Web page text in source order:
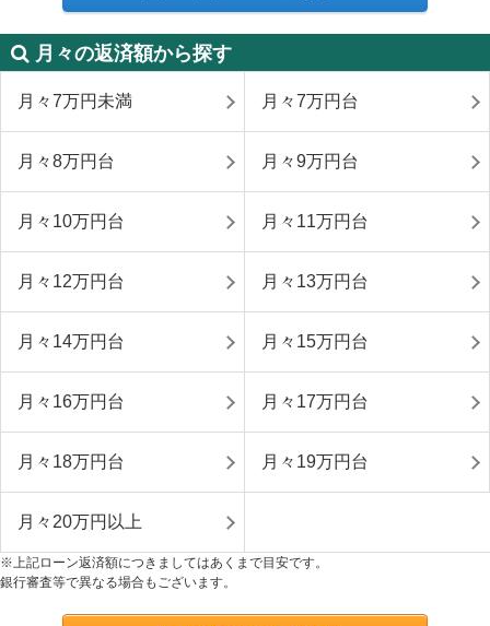
月々の返済額から探す
月々7万円未満 月々7万円台
月々8万円台 月々9万円台
月々10万円台 月々11万円台
月々12万円台 月々13万円台
月々14万円台 月々15万円台
月々16万円台 月々17万円台
月々18万円台 月々19万円台
月々20万円以上
※上記ローン返済額につきましてはあくまで目安です。
銀行審査等で異なる場合もございます。